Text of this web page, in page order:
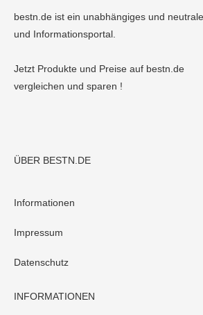
bestn.de ist ein unabhängiges und
und Informationsportal.
Jetzt Produkte und Preise auf bestn.de
vergleichen und sparen !
ÜBER BESTN.DE
Informationen
Impressum
Datenschutz
INFORMATIONEN